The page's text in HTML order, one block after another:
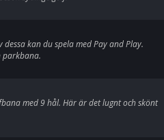
kan du spela med Pay and Play.
parkbana.
med 9 hål. Här är det lugnt och skönt